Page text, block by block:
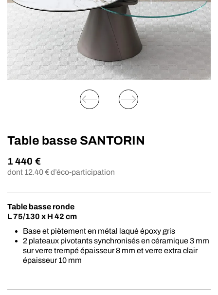
Table basse SANTORIN
1 440 €
dont 12.40€ d’éco-participation
Table basse ronde
L 75/130 x H 42 cm
Base et piètement en métal laqué époxy gris
2 plateaux pivotants synchronisés en céramique 3 mm
sur verre trempé épaisseur 8 mm et verre extra clair
épaisseur 10 mm